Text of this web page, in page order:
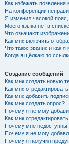
Как избежать
На конференции
Я изменил часовой
Моего языка нет в
Что означают
Как мне включить
Что такое звание и как я
Когда я щёлкаю по
Создание сообщений
Как мне создать новую
Как мне
Как мне добавить
Как мне создать опрос?
Почему я не могу
Как мне
Почему мне
Почему я не могу
Почему я получил